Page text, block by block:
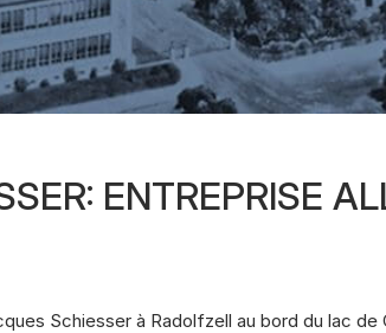
ENTREPRISE
Schiesser à Radolfzell au bord du lac